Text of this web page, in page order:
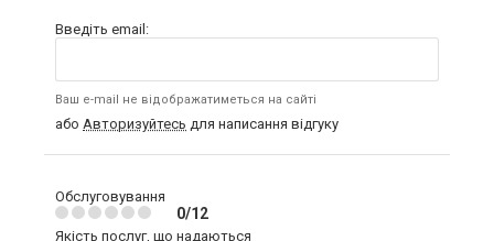
Введіть email:
Ваш e-mail не відображатиметься на сайті
або Авторизуйтесь для написання відгуку
Обслуговування
0/12
Якість послуг, що надаються